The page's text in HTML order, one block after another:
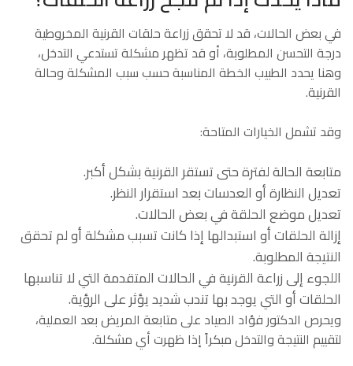
في بعض الحالات، قد لا تحقق زراعة حلقات القرنية المخروطية
درجة التحسن المطلوبة، أو قد تظهر مشكلة تستدعي التدخل،
وهنا يحدد الطبيب الخطة المناسبة حسب سبب المشكلة وحالة
القرنية.
وقد تشمل الخيارات المتاحة:
متابعة الحالة لفترة حتى تستقر القرنية بشكل أكبر.
تعديل النظارة أو العدسات بعد استقرار النظر.
تعديل موضع الحلقة في بعض الحالات.
إزالة الحلقات أو استبدالها إذا كانت تسبب مشكلة أو لم تحقق
النتيجة المطلوبة.
اللجوء إلى زراعة القرنية في الحالات المتقدمة التي لا تناسبها
الحلقات أو التي يوجد بها تندب شديد يؤثر على الرؤية.
ويحرص الدكتور فؤاد الصياد على متابعة المريض بعد العملية،
لتقييم النتيجة والتدخل مبكراً إذا ظهرت أي مشكلة.